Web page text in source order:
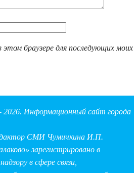
браузере для последующих моих
2026. Информационный сайт города
СМИ Чумичкина И.П.
зарегистрировано в
в сфере связи,